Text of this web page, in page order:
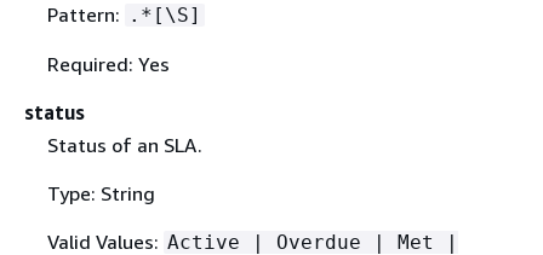
Pattern: .*[\S]
Required: Yes
status
Status of an SLA.
Type: String
Valid Values: Active | Overdue | Met |